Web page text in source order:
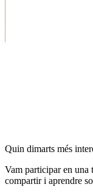
Quin dimarts més
Vam participar en una
compartir i aprendre